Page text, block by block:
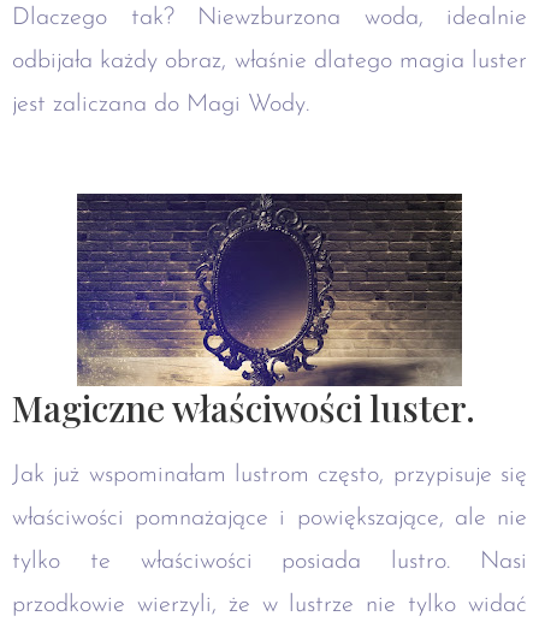
Dlaczego tak? Niewzburzona woda, idealnie
odbijała każdy obraz, właśnie dlatego magia luster
jest zaliczana do Magi Wody.
Magiczne właściwości luster.
Jak już wspominałam lustrom często, przypisuje się
właściwości pomnażające i powiększające, ale nie
tylko te właściwości posiada lustro. Nasi
przodkowie wierzyli, że w lustrze nie tylko widać